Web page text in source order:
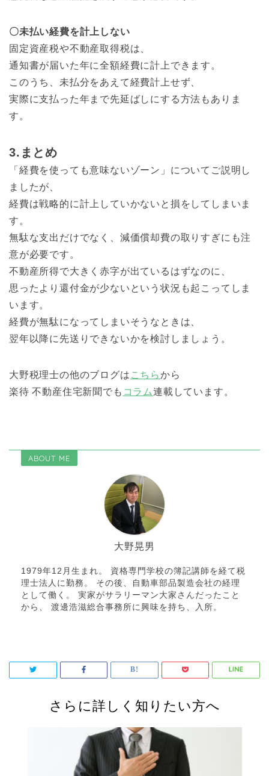
〇未払い経費を計上しない
固定資産税や不動産取得税は、
通知書が届いた年に全額経費に計上できます。
このうち、未払分をあえて経費計上せず、
実際に支払った年まで先延ばしにする方法もありま
す。
3.まとめ
「経費を使っても意味ないゾーン」についてご説明し
ましたが、
経費は戦略的に計上していかないと損をしてしまいま
す。
無駄な支出だけでなく、減価償却費の取りすぎにも注
意が必要です。
不動産所得で大きく赤字が出ているはずなのに、
思ったより還付金が少ないという状況も起こってしま
います。
経費が無駄になってしまいそうなときは、
翌年以降に先送りできないかを検討しましょう。
大野税理士の他のブログは こちらから
楽待 不動産住宅新聞でも コラム連載しています。
ABOUT ME
大野晃男
1979年12月生まれ。 資格専門学校の簿記講師を経て税
理士法人に勤務。 その後、自動車部品製造会社の経理
として働く。 実家がサラリーマン大家さんだったこと
から、 渡邊浩滋総合事務所に興味を持ち、入所。
さらに詳しく知りたい方へ